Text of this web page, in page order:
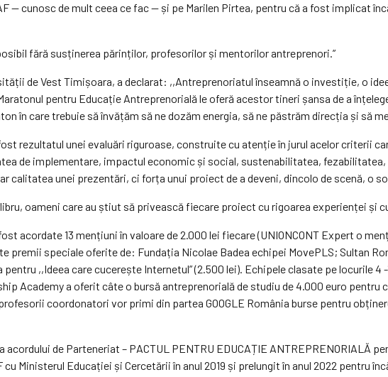
— cunosc de mult ceea ce fac — și pe Marilen Pirtea, pentru că a fost implicat
fără susținerea părinților, profesorilor și mentorilor antreprenori.”
de Vest Timișoara, a declarat: ,,Antreprenoriatul înseamnă o investiție, o
pentru Educație Antreprenorială le oferă acestor tineri șansa de a
în care trebuie să învățăm să ne dozăm energia, să ne păstrăm direcția și să
rezultatul unei evaluări riguroase, construite cu atenție în jurul acelor criterii
de implementare, impactul economic și social, sustenabilitatea,
calitatea unei prezentări, ci forța unui proiect de a deveni, dincolo de scenă, o
oameni care au știut să privească fiecare proiect cu rigoarea experienței și
acordate 13 mențiuni în valoare de 2.000 lei fiecare (UNIONCONT Expert o
premii speciale oferite de: Fundația Nicolae Badea echipei MovePLS; Sultan
,,Ideea care cucerește Internetul” (2.500 lei). Echipele clasate pe locurile
Academy a oferit câte o bursă antreprenorială de studiu de 4.000 euro pentru
coordonatori vor primi din partea GOOGLE România burse pentru
acordului de Parteneriat – PACTUL PENTRU EDUCAȚIE ANTREPRENORIALĂ
cu Ministerul Educației și Cercetării în anul 2019 și prelungit în anul 2022 pentru